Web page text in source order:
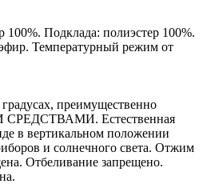
100%. Подклада: полиэстер 100%.
Температурный режим от
преимущественно
Естественная
в вертикальном положении
и солнечного света. Отжим
Отбеливание запрещено.